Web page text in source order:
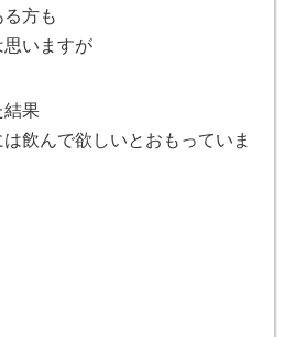
方も
いますが
果
飲んで欲しいとおもっていま